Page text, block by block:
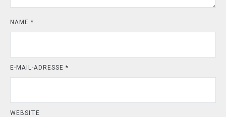
NAME *
E-MAIL-ADRESSE *
WEBSITE